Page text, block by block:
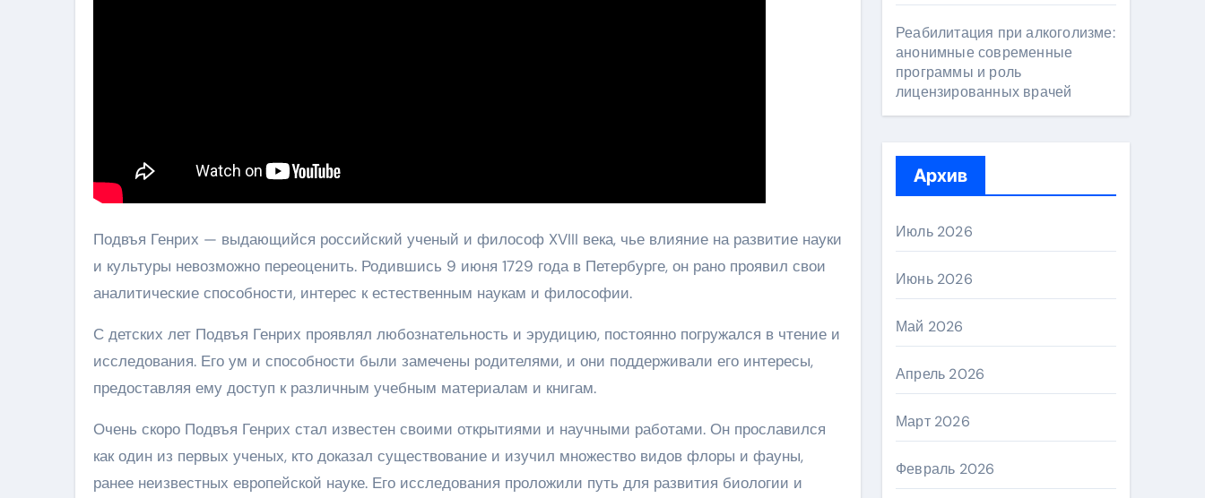
Подвъя Генрих — выдающийся российский ученый и философ XVIII века, чье влияние на развитие науки
и культуры невозможно переоценить. Родившись 9 июня 1729 года в Петербурге, он рано проявил свои
аналитические способности, интерес к естественным наукам и философии.
С детских лет Подвъя Генрих проявлял любознательность и эрудицию, постоянно погружался в чтение и
исследования. Его ум и способности были замечены родителями, и они поддерживали его интересы,
предоставляя ему доступ к различным учебным материалам и книгам.
Очень скоро Подвъя Генрих стал известен своими открытиями и научными работами. Он прославился
как один из первых ученых, кто доказал существование и изучил множество видов флоры и фауны,
ранее неизвестных европейской науке. Его исследования проложили путь для развития биологии и
Реабилитация при алкоголизме:
анонимные современные
программы и роль
лицензированных врачей
Архив
Июль 2026
Июнь 2026
Май 2026
Апрель 2026
Март 2026
Февраль 2026